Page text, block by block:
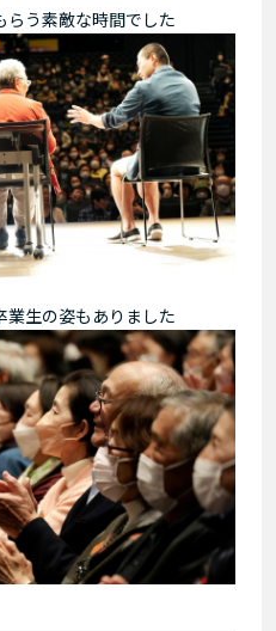
らう素敵な時間でした
業生の姿もありました